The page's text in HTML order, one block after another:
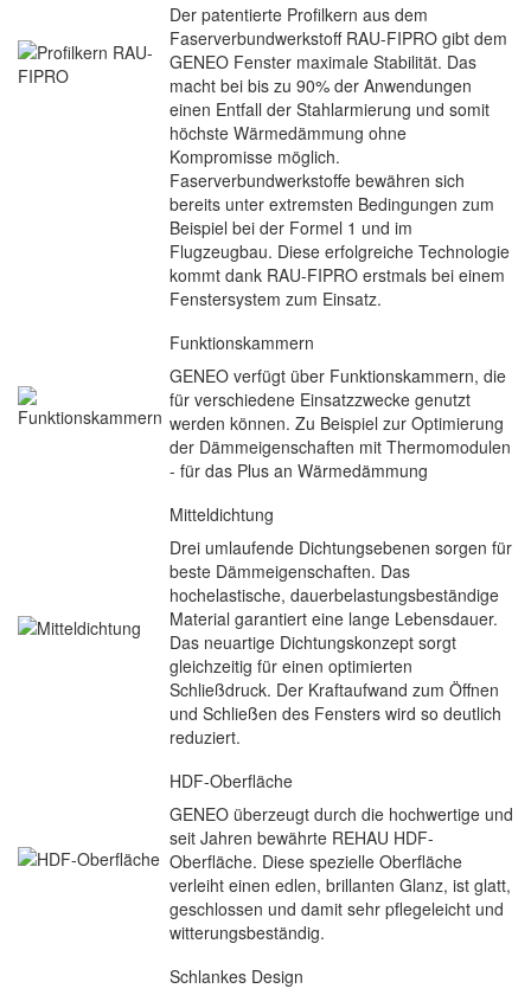
Der patentierte Profilkern aus dem
Faserverbundwerkstoff RAU-FIPRO gibt dem
GENEO Fenster maximale Stabilität. Das
macht bei bis zu 90% der Anwendungen
einen Entfall der Stahlarmierung und somit
höchste Wärmedämmung ohne
Kompromisse möglich.
Faserverbundwerkstoffe bewähren sich
bereits unter extremsten Bedingungen zum
Beispiel bei der Formel 1 und im
Flugzeugbau. Diese erfolgreiche Technologie
kommt dank RAU-FIPRO erstmals bei einem
Fenstersystem zum Einsatz.
Funktionskammern
GENEO verfügt über Funktionskammern, die
für verschiedene Einsatzzwecke genutzt
werden können. Zu Beispiel zur Optimierung
der Dämmeigenschaften mit Thermomodulen
- für das Plus an Wärmedämmung
Mitteldichtung
Drei umlaufende Dichtungsebenen sorgen für
beste Dämmeigenschaften. Das
hochelastische, dauerbelastungsbeständige
Material garantiert eine lange Lebensdauer.
Das neuartige Dichtungskonzept sorgt
gleichzeitig für einen optimierten
Schließdruck. Der Kraftaufwand zum Öffnen
und Schließen des Fensters wird so deutlich
reduziert.
HDF-Oberfläche
GENEO überzeugt durch die hochwertige und
seit Jahren bewährte REHAU HDF-
Oberfläche. Diese spezielle Oberfläche
verleiht einen edlen, brillanten Glanz, ist glatt,
geschlossen und damit sehr pflegeleicht und
witterungsbeständig.
Schlankes Design